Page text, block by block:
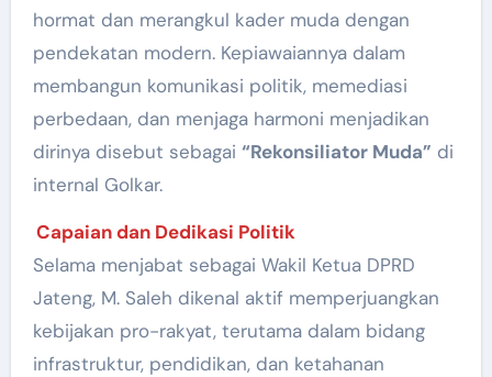
hormat dan merangkul kader muda dengan
pendekatan modern. Kepiawaiannya dalam
membangun komunikasi politik, memediasi
perbedaan, dan menjaga harmoni menjadikan
dirinya disebut sebagai “Rekonsiliator Muda” di
internal Golkar.
Capaian dan Dedikasi Politik
Selama menjabat sebagai Wakil Ketua DPRD
Jateng, M. Saleh dikenal aktif memperjuangkan
kebijakan pro-rakyat, terutama dalam bidang
infrastruktur, pendidikan, dan ketahanan